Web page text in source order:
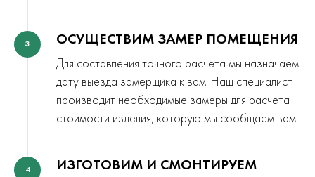
3 ОСУЩЕСТВИМ ЗАМЕР ПОМЕЩЕНИЯ
Для составления точного расчета мы назначаем
дату выезда замерщика к вам. Наш специалист
производит необходимые замеры для расчета
стоимости изделия, которую мы сообщаем вам.
4
ИЗГОТОВИМ И СМОНТИРУЕМ